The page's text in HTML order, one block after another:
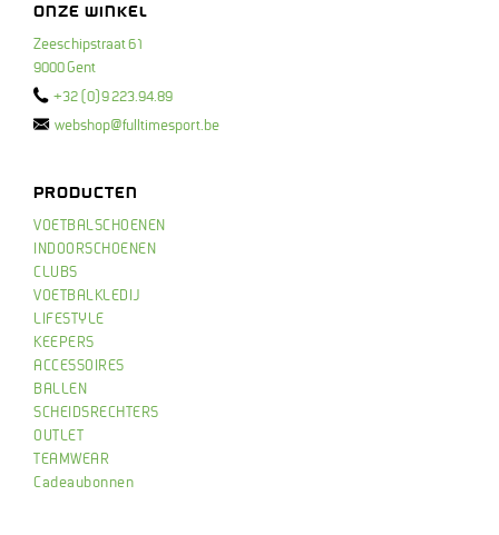
ONZE WINKEL
Zeeschipstraat 61
9000 Gent
+32 (0)9 223.94.89
webshop@fulltimesport.be
PRODUCTEN
VOETBALSCHOENEN
INDOORSCHOENEN
CLUBS
VOETBALKLEDIJ
LIFESTYLE
KEEPERS
ACCESSOIRES
BALLEN
SCHEIDSRECHTERS
OUTLET
TEAMWEAR
Cadeaubonnen